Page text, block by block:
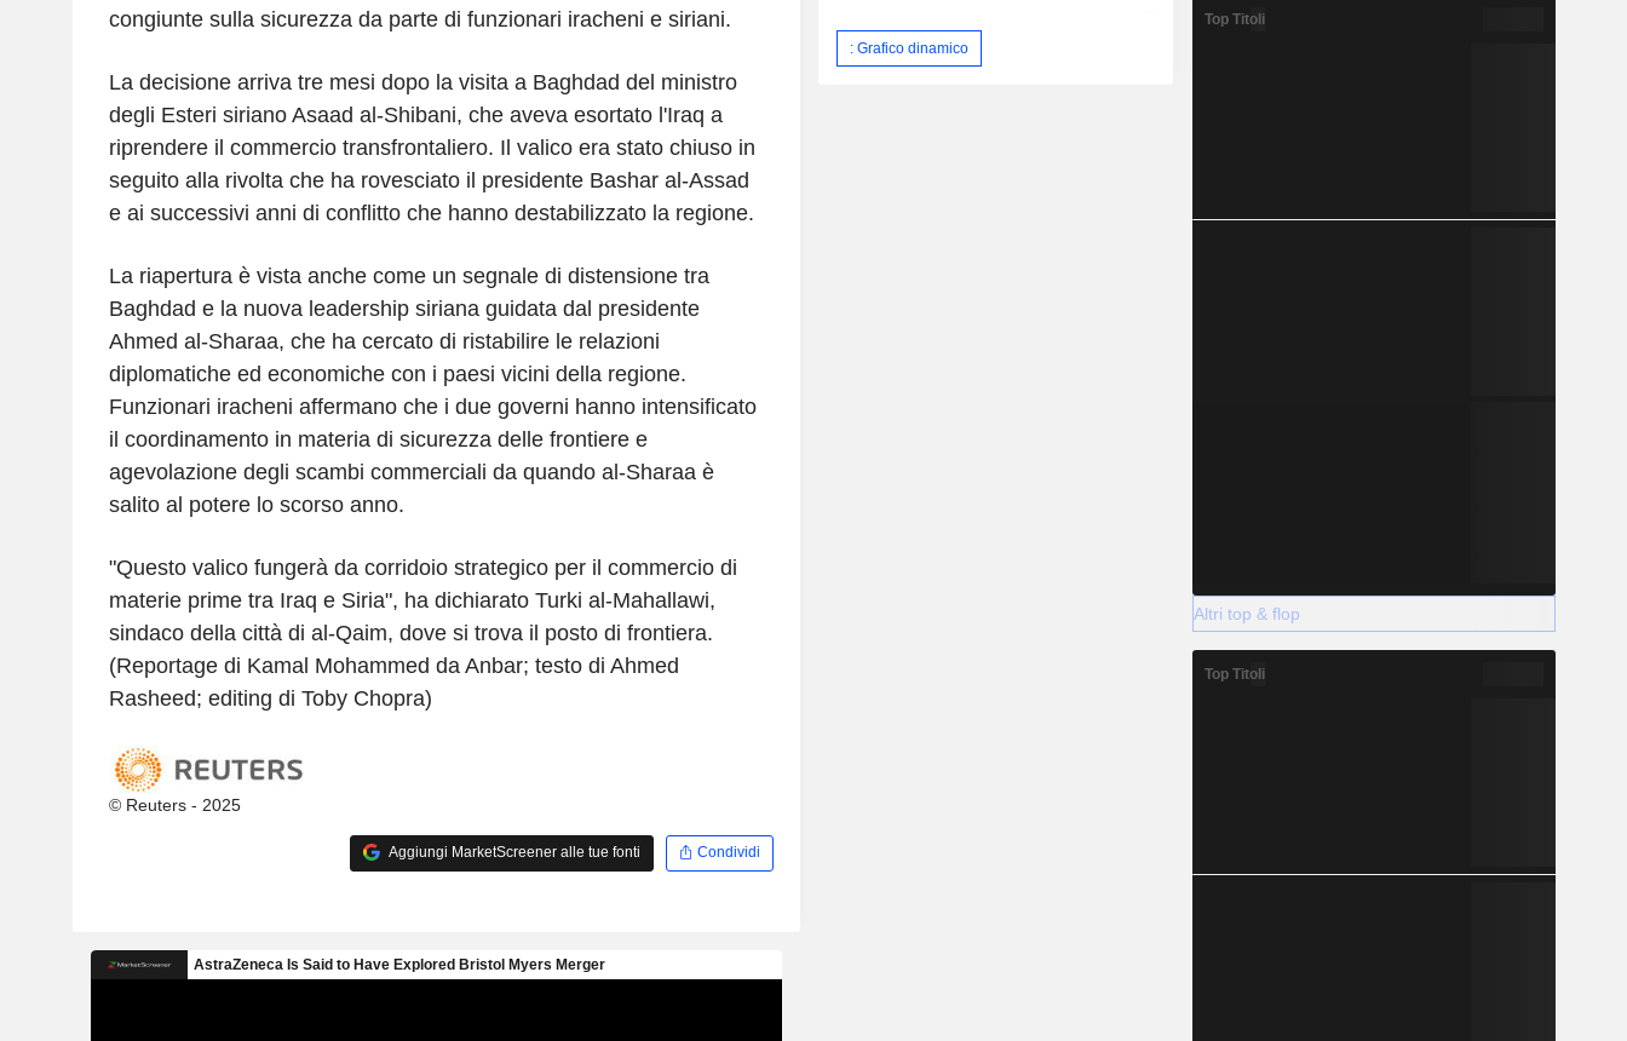
congiunte sulla sicurezza da parte di funzionari iracheni e siriani.
La decisione arriva tre mesi dopo la visita a Baghdad del ministro
degli Esteri siriano Asaad al-Shibani, che aveva esortato l'Iraq a
riprendere il commercio transfrontaliero. Il valico era stato chiuso in
seguito alla rivolta che ha rovesciato il presidente Bashar al-Assad
e ai successivi anni di conflitto che hanno destabilizzato la regione.
La riapertura è vista anche come un segnale di distensione tra
Baghdad e la nuova leadership siriana guidata dal presidente
Ahmed al-Sharaa, che ha cercato di ristabilire le relazioni
diplomatiche ed economiche con i paesi vicini della regione.
Funzionari iracheni affermano che i due governi hanno intensificato
il coordinamento in materia di sicurezza delle frontiere e
agevolazione degli scambi commerciali da quando al-Sharaa è
salito al potere lo scorso anno.
"Questo valico fungerà da corridoio strategico per il commercio di
materie prime tra Iraq e Siria", ha dichiarato Turki al-Mahallawi,
sindaco della città di al-Qaim, dove si trova il posto di frontiera.
(Reportage di Kamal Mohammed da Anbar; testo di Ahmed
Rasheed; editing di Toby Chopra)
© Reuters - 2025
Aggiungi MarketScreener alle tue fonti Condividi
: Grafico dinamico
Top Titoli
Altri top & flop
Top Titoli